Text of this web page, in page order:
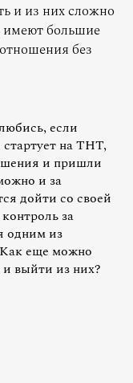
и из них сложно
имеют большие
без
если
на ТНТ,
и пришли
и за
дойти со своей
за
одним из
еще можно
выйти из них?